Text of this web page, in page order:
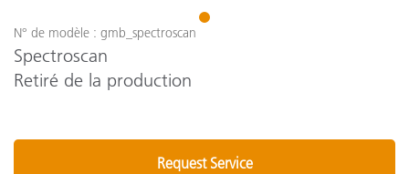
1
N° de modèle : gmb_spectroscan
Spectroscan
Retiré de la production
Request Service